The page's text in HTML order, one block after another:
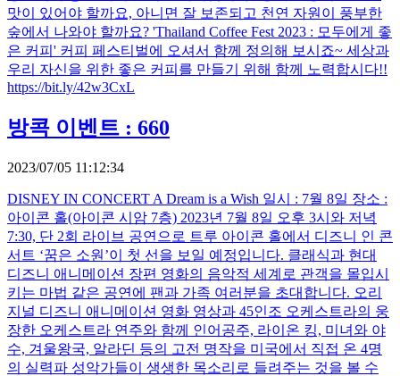
맛이 있어야 할까요, 아니면 잘 보존되고 천연 자원이 풍부한
숲에서 나와야 할까요? 'Thailand Coffee Fest 2023 : 모두에게 좋
은 커피' 커피 페스티벌에 오셔서 함께 정의해 보시죠~ 세상과
우리 자신을 위한 좋은 커피를 만들기 위해 함께 노력합시다!!
https://bit.ly/42w3CxL
방콕 이벤트 : 660
2023/07/05 11:12:34
DISNEY IN CONCERT A Dream is a Wish 일시 : 7월 8일 장소 :
아이콘 홀(아이콘 시암 7층) 2023년 7월 8일 오후 3시와 저녁
7:30, 단 2회 라이브 공연으로 트루 아이콘 홀에서 디즈니 인 콘
서트 ‘꿈은 소원’이 첫 선을 보일 예정입니다. 클래식과 현대
디즈니 애니메이션 장편 영화의 음악적 세계로 관객을 몰입시
키는 마법 같은 공연에 팬과 가족 여러분을 초대합니다. 오리
지널 디즈니 애니메이션 영화 영상과 45인조 오케스트라의 웅
장한 오케스트라 연주와 함께 인어공주, 라이온 킹, 미녀와 야
수, 겨울왕국, 알라딘 등의 고전 명작을 미국에서 직접 온 4명
의 실력파 성악가들이 생생한 목소리로 들려주는 것을 볼 수